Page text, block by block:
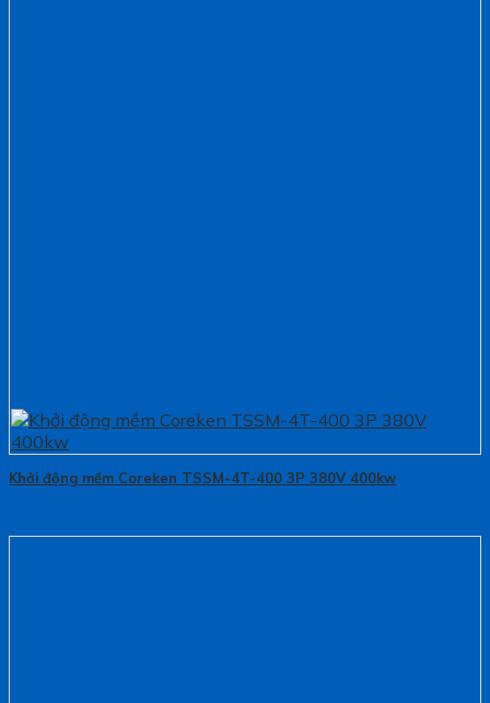
Khởi động mềm Coreken TSSM-4T-400 3P 380V 400kw